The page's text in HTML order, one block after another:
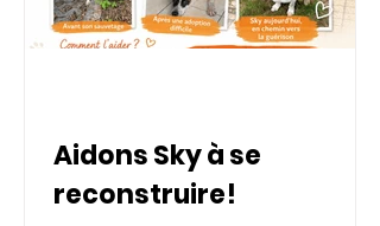
Aidons Sky à se
reconstruire!